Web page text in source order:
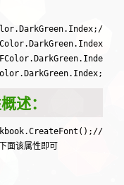
述：
创建字
面该属性即可